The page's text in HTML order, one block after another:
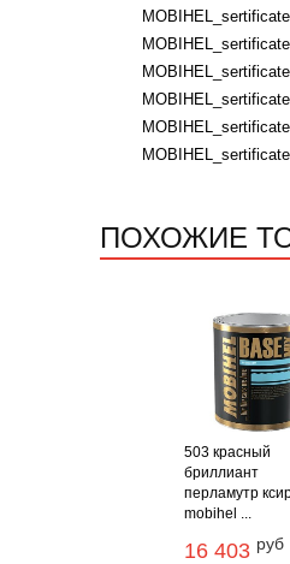
ПОХОЖИЕ
503 красный
бриллиант
перламутр
mobihel ...
16 403 руб